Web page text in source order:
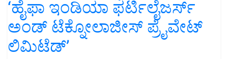
‘ಹೈಫಾ ಇಂಡಿಯಾ ಫರ್ಟಿಲೈಜರ್ಸ್
ಅಂಡ್ ಟೆಕ್ನೋಲಾಜೀಸ್ ಪ್ರೈವೇಟ್
ಲಿಮಿಟೆಡ್’